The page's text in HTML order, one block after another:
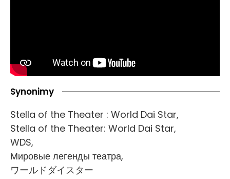
Synonimy
Stella of the Theater : World Dai Star,
Stella of the Theater: World Dai Star,
WDS,
Мировые легенды театра,
ワールドダイスター